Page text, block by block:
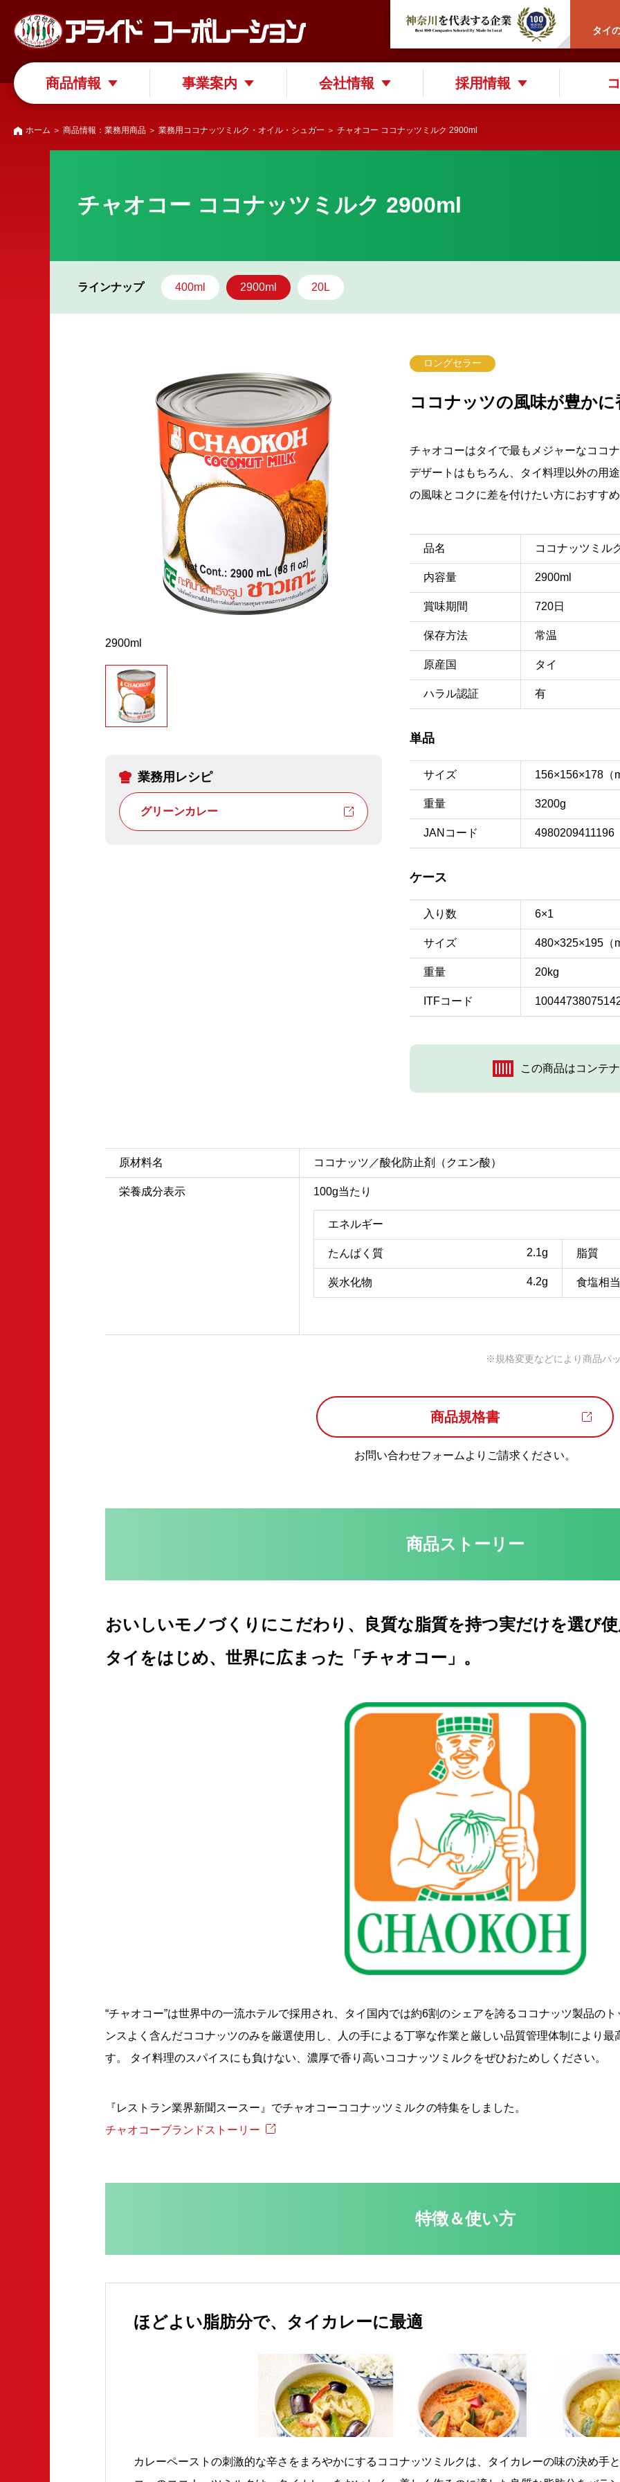
タイ
商品情報 事業案内 会社情報 採用情報
ホーム ＞ 商品情報：業務用商品 ＞ 業務用ココナッツミルク・オイル・シュガー ＞ チャオコー ココナッツミルク 2900ml
チャオコー ココナッツミルク 2900ml
ラインナップ 400ml 2900ml 20L
2900ml
業務用レシピ
グリーンカレー
ロングセラー
ココナッツの風味が豊か
チャオコーはタイで最もメジャーなココ
デザートはもちろん、タイ料理以外の用
の風味とコクに差を付けたい方におすす
品名 ココナッツミル
内容量 2900ml
賞味期間 720日
保存方法 常温
原産国 タイ
ハラル認証 有
単品
サイズ 156×156×178（
重量 3200g
JANコード 4980209411196
ケース
入り数 6×1
サイズ 480×325×195（
重量 20kg
ITFコード
この商品はコンテ
原材料名 ココナッツ／酸化防止剤（クエン酸）
栄養成分表示 100g当たり
エネルギー
たんぱく質 2.1g 脂質
炭水化物 4.2g 食塩相
※規格変更などにより商品パ
商品規格書
お問い合わせフォームよりご請求ください。
商品ストーリー
おいしいモノづくりにこだわり、良質な脂質を持つ実だけを選び
タイをはじめ、世界に広まった「チャオコー」。
“チャオコー”は世界中の一流ホテルで採用され、タイ国内では約6割のシェアを誇るココナッツ製品の
ンスよく含んだココナッツのみを厳選使用し、人の手による丁寧な作業と厳しい品質管理体制により
す。 タイ料理のスパイスにも負けない、濃厚で香り高いココナッツミルクをぜひおためしください。
『レストラン業界新聞スースー』でチャオコーココナッツミルクの特集をしました。
チャオコーブランドストーリー
特徴＆使い方
ほどよい脂肪分で、タイカレーに最適
カレーペーストの刺激的な辛さをまろやかにするココナッツミルクは、タイカレーの味の決め手